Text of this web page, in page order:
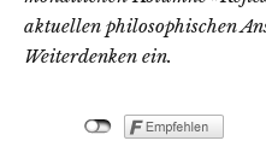
aktuellen philosophischen
Weiterdenken ein.